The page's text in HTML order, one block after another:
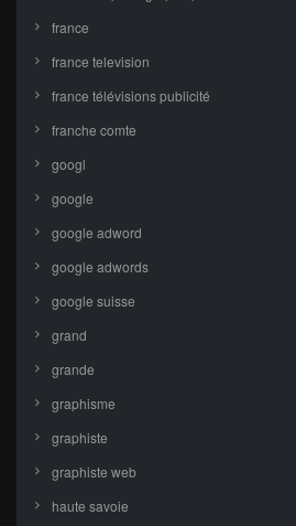
france
france television
france télévisions publicité
franche comte
googl
google
google adword
google adwords
google suisse
grand
grande
graphisme
graphiste
graphiste web
haute savoie